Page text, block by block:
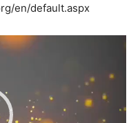
en/default.aspx